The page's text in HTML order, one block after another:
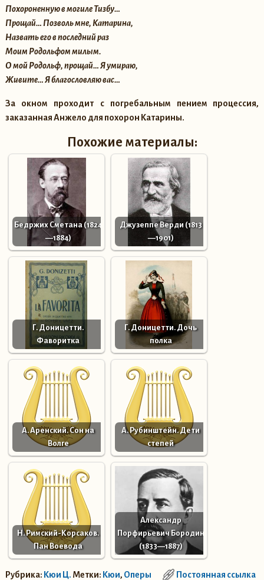
Похороненную в могиле Тизбу…
Прощай… Позволь мне, Катарина,
Назвать его в последний раз
Моим Родольфом милым.
О мой Родольф, прощай… Я умираю,
Живите… Я благословляю вас…
За окном проходит с погребальным пением процессия,
заказанная Анжело для похорон Катарины.
Похожие материалы:
Бедржих Сметана (1824
—1884)
Джузеппе Верди (1813
—1901)
Г. Доницетти.
Фаворитка
Г. Доницетти. Дочь
полка
А. Аренский. Сон на
Волге
А. Рубинштейн. Дети
степей
Н. Римский-Корсаков.
Пан Воевода
Александр
Порфирьевич Бородин
(1833—1887)
Рубрика: Кюи Ц. Метки: Кюи, Оперы Постоянная ссылка